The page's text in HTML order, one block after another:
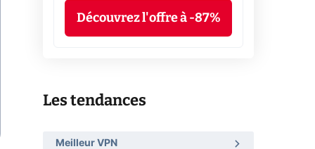
Découvrez l'offre à -87%
Les tendances
Meilleur VPN